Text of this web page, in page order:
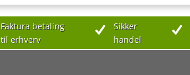
Faktura betaling
til erhverv
Sikker
handel